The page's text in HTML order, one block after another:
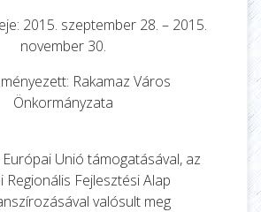
2015. szeptember 28. – 2015.
november 30.
Rakamaz Város
Önkormányzata
Unió támogatásával, az
Regionális Fejlesztési Alap
valósult meg